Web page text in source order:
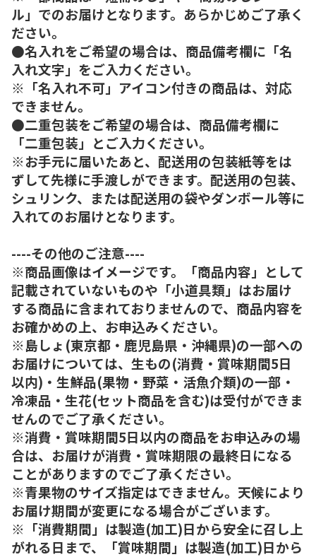
ル」でのお届けとなります。あらかじめご了承く
ださい。
●名入れをご希望の場合は、商品備考欄に「名
入れ文字」をご入力ください。
※「名入れ不可」アイコン付きの商品は、対応
できません。
●二重包装をご希望の場合は、商品備考欄に
「二重包装」とご入力ください。
※お手元に届いたあと、配送用の包装紙等をは
ずして先様に手渡しができます。配送用の包装、
シュリンク、または配送用の袋やダンボール等に
入れてのお届けとなります。
----その他のご注意----
※商品画像はイメージです。「商品内容」として
記載されていないものや「小道具類」はお届け
する商品に含まれておりませんので、商品内容を
お確かめの上、お申込みください。
※島しょ(東京都・鹿児島県・沖縄県)の一部への
お届けについては、生もの(消費・賞味期間5日
以内)・生鮮品(果物・野菜・活魚介類)の一部・
冷凍品・生花(セット商品を含む)は受付ができま
せんのでご了承ください。
※消費・賞味期間5日以内の商品をお申込みの場
合は、お届けが消費・賞味期限の最終日になる
ことがありますのでご了承ください。
※青果物のサイズ指定はできません。天候により
お届け期間が変更になる場合がございます。
※「消費期間」は製造(加工)日から安全に召し上
がれる日まで、「賞味期間」は製造(加工)日から